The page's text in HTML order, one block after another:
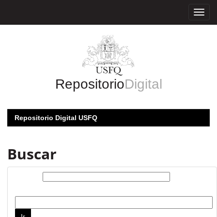
RepositorioDigital
Repositorio Digital USFQ
Buscar